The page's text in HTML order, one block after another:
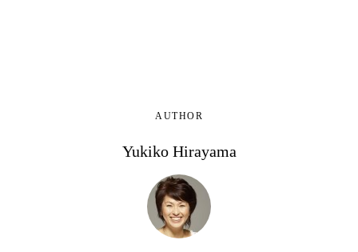
AUTHOR
Yukiko Hirayama